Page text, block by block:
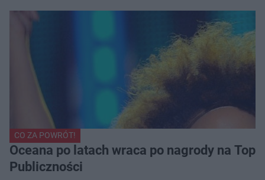
CO ZA POWRÓT!
Oceana po latach wraca po nagrody na Top
Publiczności